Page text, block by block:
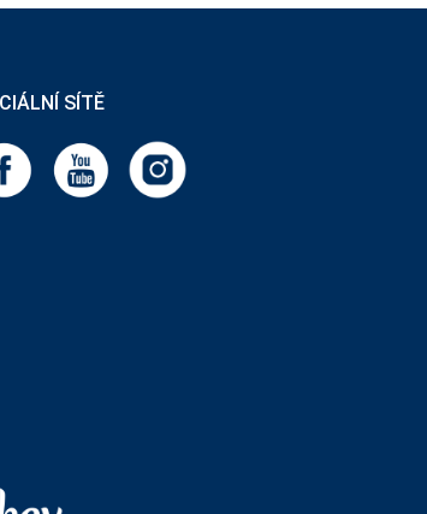
SÍTĚ